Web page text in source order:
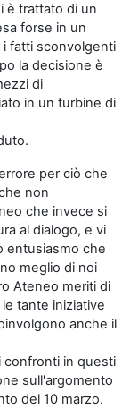
è trattato di un
forse in un
fatti sconvolgenti
la decisione è
di
in un turbine di
per ciò che
non
che invece si
al dialogo, e vi
entusiasmo che
meglio di noi
Ateneo meriti di
tante iniziative
anche il
confronti in questi
sull'argomento
del 10 marzo.